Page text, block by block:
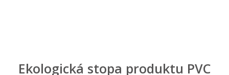
Ekologická stopa produktu PVC